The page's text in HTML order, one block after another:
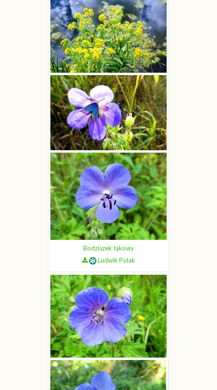
Starzec błotny
Ludwik Polak
Bodziszek łąkowy
Ludwik Polak
Bodziszek łąkowy
Ludwik Polak
Bodziszek łąkowy
Ludwik Polak